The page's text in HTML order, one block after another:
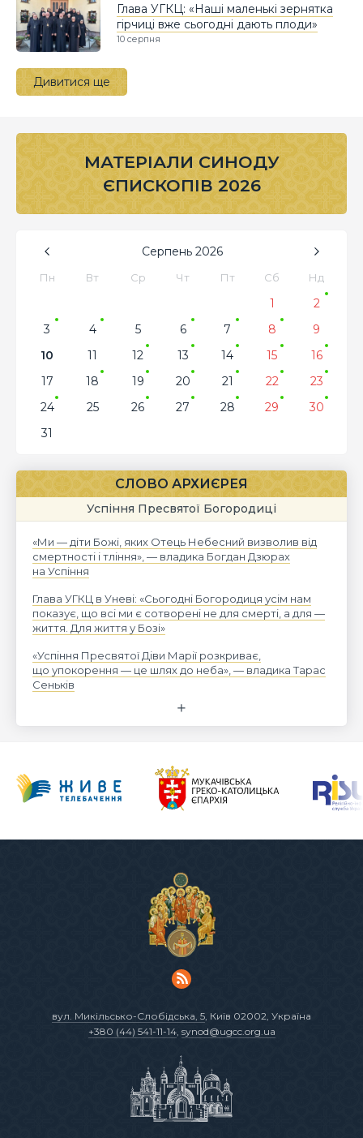
Глава УГКЦ: «Наші маленькі зернятка
гірчиці вже сьогодні дають плоди»
10 серпня
Дивитися ще
МАТЕРІАЛИ СИНОДУ
ЄПИСКОПІВ 2026
Серпень 2026
Пн Вт Ср Чт Пт Сб Нд
1
2
3
4 5 6 7 8
9
10
11 12 13 14 15
16
17
18 19 20 21 22
23
24
25 26 27 28 29
30
31
СЛОВО АРХИЄРЕЯ
Успіння Пресвятої Богородиці
«Ми — діти Божі, яких Отець Небесний визволив від
смертності і тління», — владика Богдан Дзюрах
на Успіння
Глава УГКЦ в Уневі: «Сьогодні Богородиця усім нам
показує, що всі ми є сотворені не для смерті, а для —
життя. Для життя у Бозі»
«Успіння Пресвятої Діви Марії розкриває,
що упокорення — це шлях до неба», — владика Тарас
Сеньків
вул. Микільсько-Слобідська, 5, Київ 02002, Україна
+380 (44) 541-11-14, synod@ugcc.org.ua